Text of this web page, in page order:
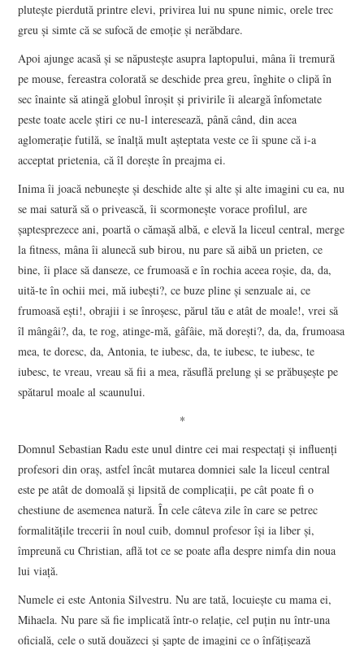
pluteşte pierdută printre elevi, privirea lui nu spune nimic, orele trec
greu şi simte că se sufocă de emoţie şi nerăbdare.
Apoi ajunge acasă şi se năpusteşte asupra laptopului, mâna îi tremură
pe mouse, fereastra colorată se deschide prea greu, înghite o clipă în
sec înainte să atingă globul înroşit şi privirile îi aleargă înfometate
peste toate acele ştiri ce nu-l interesează, până când, din acea
aglomeraţie futilă, se înalţă mult aşteptata veste ce îi spune că i-a
acceptat prietenia, că îl doreşte în preajma ei.
Inima îi joacă nebuneşte şi deschide alte şi alte şi alte imagini cu ea, nu
se mai satură să o privească, îi scormoneşte vorace profilul, are
şaptesprezece ani, poartă o cămaşă albă, e elevă la liceul central, merge
la fitness, mâna îi alunecă sub birou, nu pare să aibă un prieten, ce
bine, îi place să danseze, ce frumoasă e în rochia aceea roşie, da, da,
uită-te în ochii mei, mă iubeşti?, ce buze pline şi senzuale ai, ce
frumoasă eşti!, obrajii i se înroşesc, părul tău e atât de moale!, vrei să
îl mângâi?, da, te rog, atinge-mă, gâfâie, mă doreşti?, da, da, frumoasa
mea, te doresc, da, Antonia, te iubesc, da, te iubesc, te iubesc, te
iubesc, te vreau, vreau să fii a mea, răsuflă prelung şi se prăbuşeşte pe
spătarul moale al scaunului.
*
Domnul Sebastian Radu este unul dintre cei mai respectaţi şi influenţi
profesori din oraş, astfel încât mutarea domniei sale la liceul central
este pe atât de domoală şi lipsită de complicaţii, pe cât poate fi o
chestiune de asemenea natură. În cele câteva zile în care se petrec
formalităţile trecerii în noul cuib, domnul profesor îşi ia liber şi,
împreună cu Christian, află tot ce se poate afla despre nimfa din noua
lui viaţă.
Numele ei este Antonia Silvestru. Nu are tată, locuieşte cu mama ei,
Mihaela. Nu pare să fie implicată într-o relaţie, cel puţin nu într-una
oficială, cele o sută douăzeci şi şapte de imagini ce o înfăţişează